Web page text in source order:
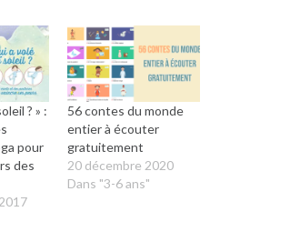
? » :
pour
des
56 contes du monde
entier à écouter
gratuitement
20 décembre 2020
Dans "3-6 ans"